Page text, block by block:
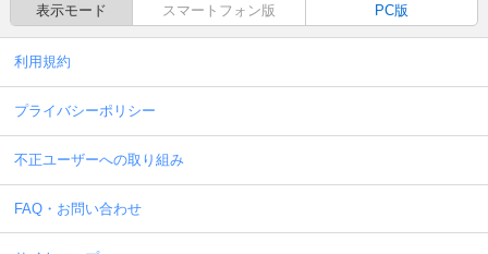
表示モード スマートフォン版 PC版
利用規約
プライバシーポリシー
不正ユーザーへの取り組み
FAQ・お問い合わせ